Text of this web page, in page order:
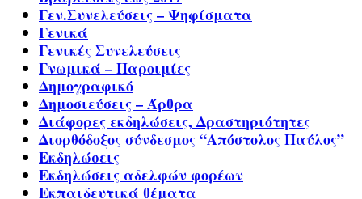
Γεν.Συνελεύσεις – Ψηφίσματα
Γενικά
Γενικές Συνελεύσεις
Γνωμικά – Παροιμίες
Δημογραφικό
Δημοσιεύσεις – Άρθρα
Διάφορες εκδηλώσεις, Δραστηριότητες
Διορθόδοξος σύνδεσμος “Απόστολος Παύλος”
Εκδηλώσεις
Εκδηλώσεις αδελφών φορέων
Εκπαιδευτικά θέματα